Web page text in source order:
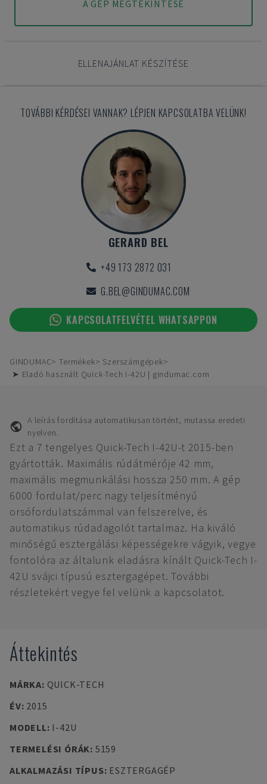
A GÉP MEGTEKINTÉSE
ELLENAJÁNLAT KÉSZÍTÉSE
TOVÁBBI KÉRDÉSEI VANNAK? LÉPJEN KAPCSOLATBA VELÜNK!
GERARD BEL
+49 173 2872 031
G.BEL@GINDUMAC.COM
KAPCSOLATFELVÉTEL WHATSAPPON
GINDUMAC Termékek
Szerszámgépek
➤ Eladó használt Quick-Tech I-42U | gindumac.com
A leírás fordítása automatikusan történt, mutassa eredeti
nyelven.
Ezt a 7 tengelyes Quick-Tech I-42U-t 2015-ben
gyártották. Maximális rúdátmérője 42 mm,
maximális megmunkálási hossza 250 mm. A gép
6000 fordulat/perc nagy teljesítményű
orsófordulatszámmal van felszerelve, és
automatikus rúdadagolót tartalmaz. Ha kiváló
minőségű esztergálási képességekre vágyik, vegye
fontolóra az általunk eladásra kínált Quick-Tech I-
42U svájci típusú esztergagépet. További
részletekért vegye fel velünk a kapcsolatot.
Áttekintés
MÁRKA: QUICK-TECH
ÉV: 2015
MODELL: I-42U
TERMELÉSI ÓRÁK: 5159
ALKALMAZÁSI TÍPUS: ESZTERGAGÉP